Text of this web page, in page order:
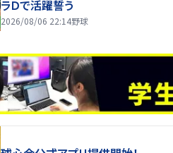
ラＤで活躍誓う
2026/08/06 22:14野球